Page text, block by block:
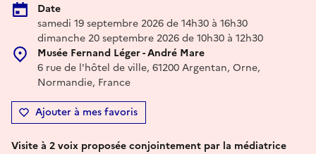
Date
samedi 19 septembre 2026 de 14h30 à 16h30
dimanche 20 septembre 2026 de 10h30 à 12h30
Musée Fernand Léger - André Mare
6 rue de l'hôtel de ville, 61200 Argentan, Orne,
Normandie, France
Ajouter à mes favoris
Visite à 2 voix proposée conjointement par la médiatrice